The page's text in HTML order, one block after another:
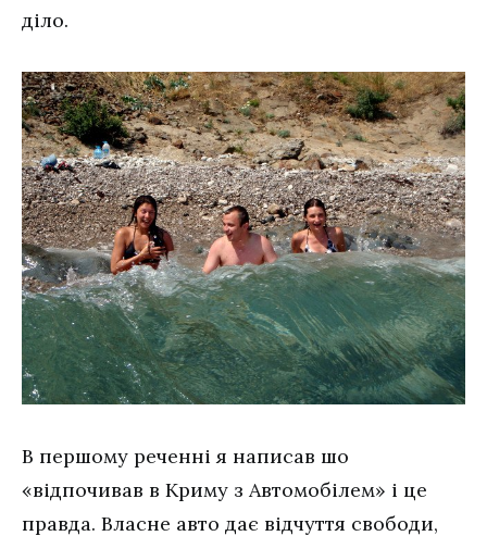
діло.
В першому реченні я написав шо
«відпочивав в Криму з Автомобілем» і це
правда. Власне авто дає відчуття свободи,